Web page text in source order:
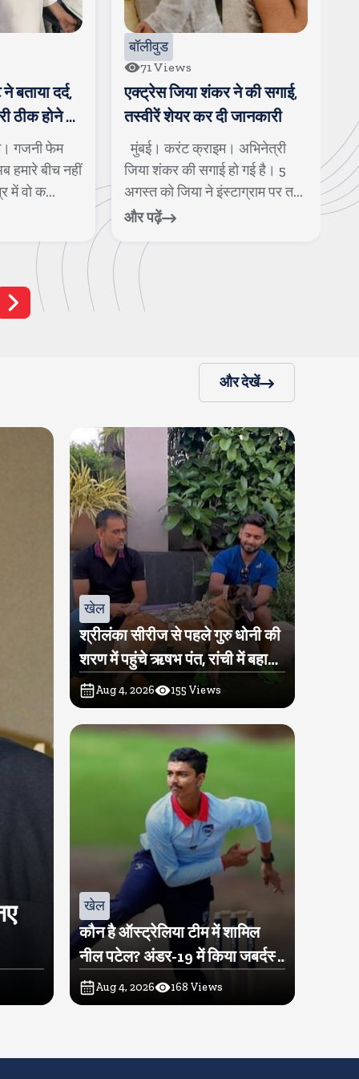
बताया दर्द,
ठीक होने के
गजनी फेम
हमारे बीच नहीं
में वो क...
बॉलीवुड
71Views
एक्ट्रेस जिया शंकर ने की सगाई,
तस्वीरें शेयर कर दी जानकारी
मुंबई। करंट क्राइम। अभिनेत्री
जिया शंकर की सगाई हो गई है। 5
अगस्त को जिया ने इंस्टाग्राम पर त...
और पढ़ें
और देखें
खेल
श्रीलंका सीरीज से पहले गुरु धोनी की
शरण में पहुंचे ऋषभ पंत, रांची में बहा
रहे हैं पसीना
Aug 4, 2026 155 Views
खेल
कौन है ऑस्ट्रेलिया टीम में शामिल
नील पटेल? अंडर-19 में किया जबर्दस्त
प्रदर्शन
Aug 4, 2026 168 Views